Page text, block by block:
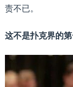
责不已。
这不是扑克界的